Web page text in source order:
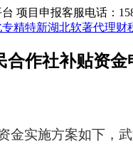
项目申报客服电话：
精特新湖北软著代理财
合作社补贴资
金实施方案如下，